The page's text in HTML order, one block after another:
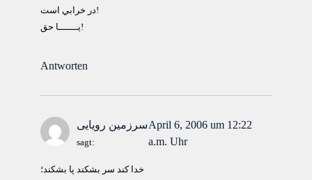
در خرابي است!
يـــــــا حق!
Antworten
سرزمین رویایی
sagt:
April 6, 2006 um 12:22
a.m. Uhr
خدا کند سر بشکند پا بشکند؛